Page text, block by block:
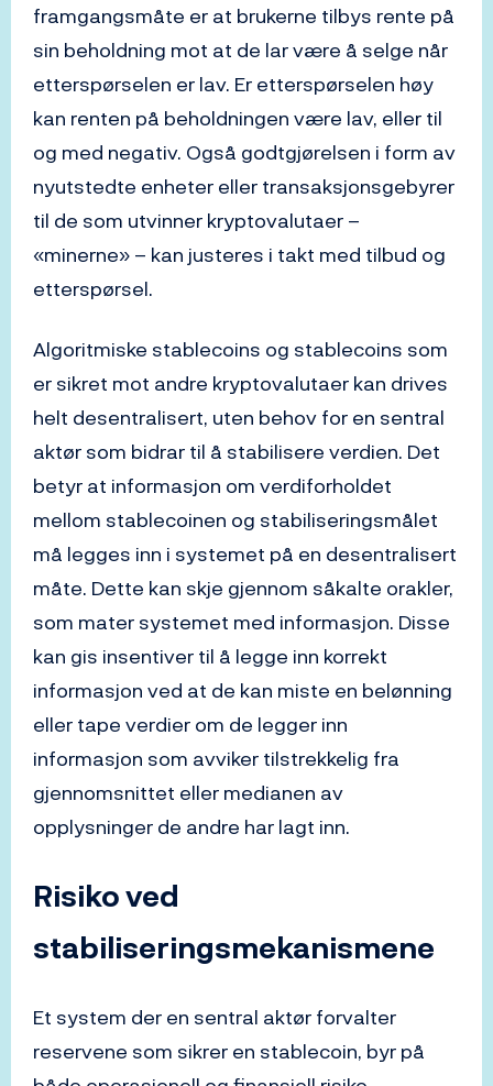
framgangsmåte er at brukerne tilbys rente på
sin beholdning mot at de lar være å selge når
etterspørselen er lav. Er etterspørselen høy
kan renten på beholdningen være lav, eller til
og med negativ. Også godtgjørelsen i form av
nyutstedte enheter eller transaksjonsgebyrer
til de som utvinner kryptovalutaer –
«minerne» – kan justeres i takt med tilbud og
etterspørsel.
Algoritmiske stablecoins og stablecoins som
er sikret mot andre kryptovalutaer kan drives
helt desentralisert, uten behov for en sentral
aktør som bidrar til å stabilisere verdien. Det
betyr at informasjon om verdiforholdet
mellom stablecoinen og stabiliseringsmålet
må legges inn i systemet på en desentralisert
måte. Dette kan skje gjennom såkalte orakler,
som mater systemet med informasjon. Disse
kan gis insentiver til å legge inn korrekt
informasjon ved at de kan miste en belønning
eller tape verdier om de legger inn
informasjon som avviker tilstrekkelig fra
gjennomsnittet eller medianen av
opplysninger de andre har lagt inn.
Risiko ved
stabiliseringsmekanismene
Et system der en sentral aktør forvalter
reservene som sikrer en stablecoin, byr på